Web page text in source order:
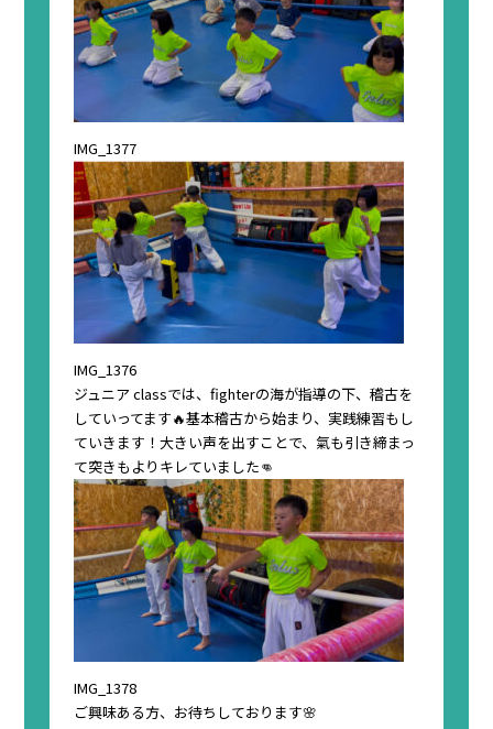
IMG_1377
IMG_1376
ジュニア classでは、fighterの海が指導の下、稽古を
していってます🔥基本稽古から始まり、実践練習もし
ていきます！大きい声を出すことで、氣も引き締まっ
て突きもよりキレていました👊
IMG_1378
ご興味ある方、お待ちしております🌸